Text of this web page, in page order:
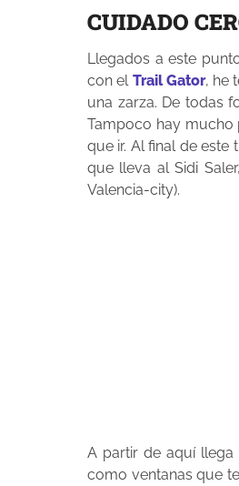
CUIDADO
Llegados a este
con el Trail Gator, he
una zarza. De todas
Tampoco hay mucho
que ir. Al final de
que lleva al Sidi
Valencia-city).
A partir de aquí
como ventanas que